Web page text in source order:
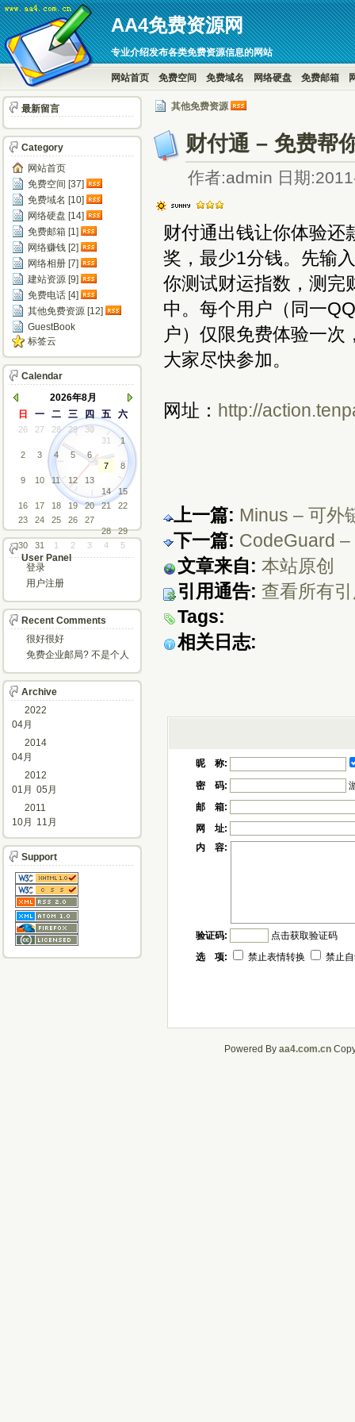
AA4免费资源网
专业介绍发布各类免费资源信息的网站
网站首页 免费空间 免费域名 网络硬盘 免费邮箱
其他免费资源
财付通 – 免费帮
作者:admin 日期
财付通出钱让你体验还
奖，最少1分钱。先输
你测试财运指数，测完
中。每个用户（同一
户）仅限免费体验一
大家尽快参加。
网址： http://
上一篇: Minus – 可外
下一篇: CodeGuard
文章来自: 本站原创
引用通告: 查看所有
Tags:
相关日志:
昵 称:
密 码:
邮 箱:
网 址:
内 容:
验证码:
点击获取验证码
选 项:
禁止表情转换 禁止
最新留言
Category
网站首页
免费空间 [37]
免费域名 [10]
网络硬盘 [14]
免费邮箱 [1]
网络赚钱 [2]
网络相册 [7]
建站资源 [9]
免费电话 [4]
其他免费资源 [12]
GuestBook
标签云
Calendar
2026年8月
日
一 二 三 四 五 六
26 27 28 29
30
31
1
2
3 4 5
6
7
8
9
10 11 12
13
14
15
16
17 18 19 20 21
22
23
24 25 26
27
28
29
30
31 1 2 3 4 5
User Panel
登录
用户注册
Recent Comments
很好很好
免费企业邮局? 不是个人
Archive
2022
04月
2014
04月
2012
01月 05月
2011
10月
11月
Support
Powered By aa4.com.cn